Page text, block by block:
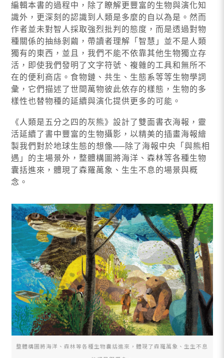
編輯本書的過程中，除了瞭解更豐富的生物與演化知
識外，更深刻的認識到人類是多麼的自以為是。然而
作者並未對智人採取強烈批判的態度，而是透過對物
種關係的抽絲剝繭，帶讀者理解「智慧」並不是人類
獨有的東西，並且，我們不能不依靠其他生物獨立存
活，即使我們發明了文字符號、複雜的工具和無所不
在的便利商店。食物鏈、共生、生態系等等生物學詞
彙，它們描述了世間萬物彼此依存的樣態，生物的多
樣性也替物種的延續與演化提供更多的可能。
《人類是五分之四的灰熊》設計了雙面書衣海報，靈
活延續了書中豐富的生物攝影，以精美的插畫海報繪
製我們對於地球生態的想像──除了海報中央「與熊相
遇」的主場景外，整體構圖將海洋、森林等各種生物
囊括進來，體現了森羅萬象、生生不息的場景與概
念。
整體構圖將海洋、森林等各種生物囊括進來，體現了森羅萬象、生生不息